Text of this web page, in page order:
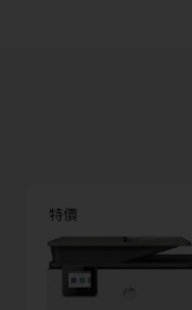
特價